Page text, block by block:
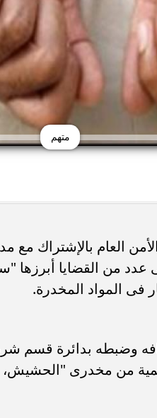
متهم
العام بالإشتراك مع
عدد من القضايا
فى المواد المخدرة.
من مخدرى "الحشيش،